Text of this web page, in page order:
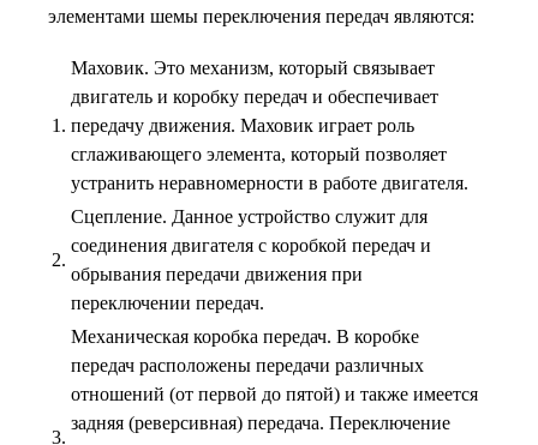
элементами шемы переключения передач являются:
1.
Маховик. Это механизм, который связывает
двигатель и коробку передач и обеспечивает
передачу движения. Маховик играет роль
сглаживающего элемента, который позволяет
устранить неравномерности в работе двигателя.
2.
Сцепление. Данное устройство служит для
соединения двигателя с коробкой передач и
обрывания передачи движения при
переключении передач.
3.
Механическая коробка передач. В коробке
передач расположены передачи различных
отношений (от первой до пятой) и также имеется
задняя (реверсивная) передача. Переключение